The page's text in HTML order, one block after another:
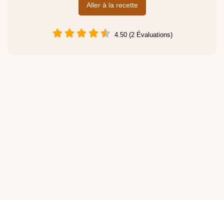
Aller à la recette
4.50 (2 Évaluations)